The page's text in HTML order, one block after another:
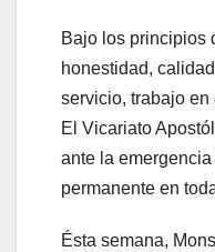
Bajo los principios
honestidad,
servicio, trabajo
El Vicariato
ante la
permanente en
Ésta semana,